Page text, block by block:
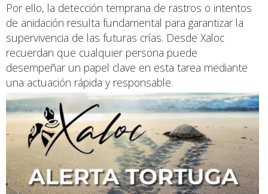
Por ello, la detección temprana de rastros o intentos
de anidación resulta fundamental para garantizar la
supervivencia de las futuras crías. Desde Xaloc
recuerdan que cualquier persona puede
desempeñar un papel clave en esta tarea mediante
una actuación rápida y responsable.